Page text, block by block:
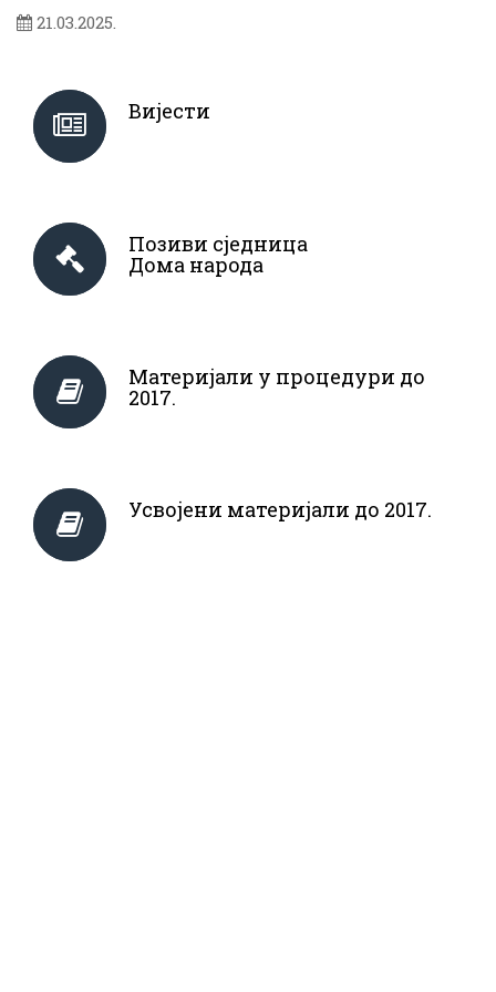
21.03.2025.
Вијести
Позиви сједница
Дома народа
Материјали у процедури до
2017.
Усвојени материјали до 2017.